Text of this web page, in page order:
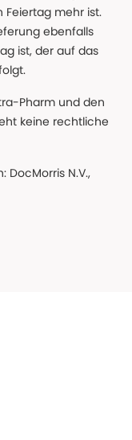
Feiertag mehr ist.
ebenfalls
ist, der auf das
Pharm und den
keine rechtliche
DocMorris N.V.,